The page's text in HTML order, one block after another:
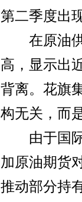
第二季度出
在原油供
高，显示出
背离。花旗
构无关，而
由于国际
加原油期货
推动部分持